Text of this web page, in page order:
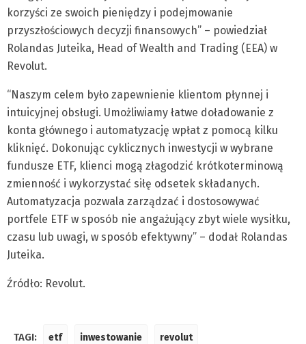
korzyści ze swoich pieniędzy i podejmowanie
przyszłościowych decyzji finansowych” – powiedział
Rolandas Juteika, Head of Wealth and Trading (EEA) w
Revolut.
“Naszym celem było zapewnienie klientom płynnej i
intuicyjnej obsługi. Umożliwiamy łatwe doładowanie z
konta głównego i automatyzację wpłat z pomocą kilku
kliknięć. Dokonując cyklicznych inwestycji w wybrane
fundusze ETF, klienci mogą złagodzić krótkoterminową
zmienność i wykorzystać siłę odsetek składanych.
Automatyzacja pozwala zarządzać i dostosowywać
portfele ETF w sposób nie angażujący zbyt wiele wysiłku,
czasu lub uwagi, w sposób efektywny” – dodał Rolandas
Juteika.
Źródło: Revolut.
TAGI: etf inwestowanie revolut